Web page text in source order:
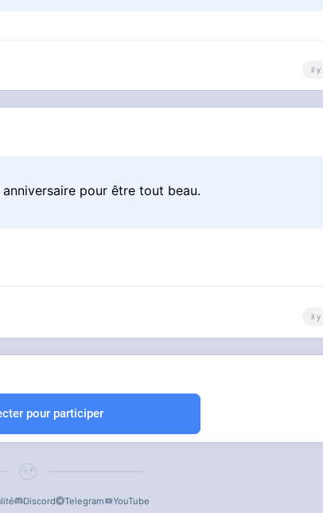
il y
pour être tout beau.
il y
pour participer
Discord Telegram
YouTube